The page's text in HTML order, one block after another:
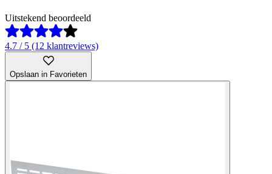
Uitstekend beoordeeld
4.7 / 5 (12 klantreviews)
Opslaan in Favorieten